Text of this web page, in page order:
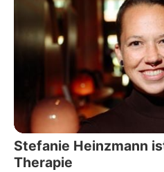
Stefanie Heinzmann
Therapie